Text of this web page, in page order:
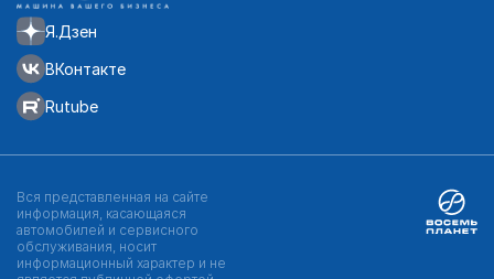
Я.Дзен
ВКонтакте
Rutube
Вся представленная на сайте
информация, касающаяся
автомобилей и сервисного
обслуживания, носит
информационный характер и не